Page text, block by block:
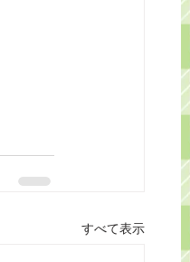
すべて表示